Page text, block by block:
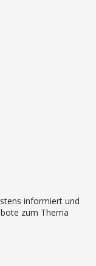
informiert und
zum Thema